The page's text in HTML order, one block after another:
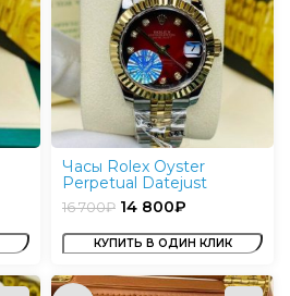
Часы Rolex Oyster
Perpetual Datejust
16 700₽ 14 800₽
КУПИТЬ В ОДИН КЛИК